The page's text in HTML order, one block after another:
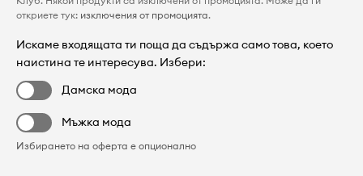
откриете тук: изключения от промоцията.
Искаме входящата ти поща да съдържа само това, което
наистина те интересува. Избери:
Дамска мода
Мъжка мода
Избирането на оферта е опционално